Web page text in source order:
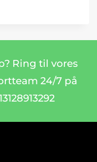
Ring til vores
24/7 på